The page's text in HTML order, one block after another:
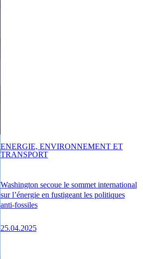
Washington secoue le sommet international
sur l’énergie en fustigeant les politiques
anti-fossiles
25.04.2025
ENERGIE, ENVIRONNEMENT ET
TRANSPORT